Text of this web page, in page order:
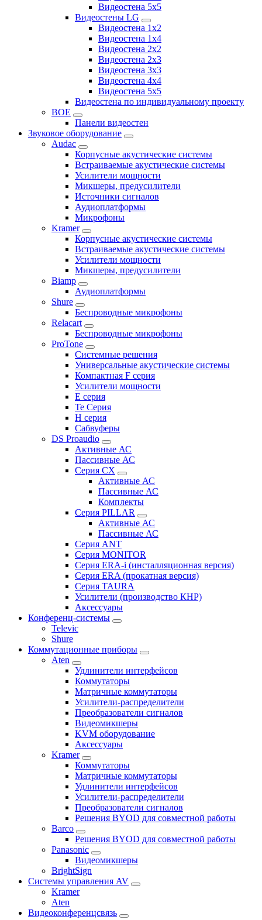
Видеостена 5x5
Видеостены LG
Видеостена 1x2
Видеостена 1x4
Видеостена 2x2
Видеостена 2x3
Видеостена 3x3
Видеостена 4x4
Видеостена 5x5
Видеостена по индивидуальному проекту
BOE
Панели видеостен
Звуковое оборудование
Audac
Корпусные акустические системы
Встраиваемые акустические системы
Усилители мощности
Микшеры, предусилители
Источники сигналов
Аудиоплатформы
Микрофоны
Kramer
Корпусные акустические системы
Встраиваемые акустические системы
Усилители мощности
Микшеры, предусилители
Biamp
Аудиоплатформы
Shure
Беспроводные микрофоны
Relacart
Беспроводные микрофоны
ProTone
Системные решения
Универсальные акустические системы
Компактная F серия
Усилители мощности
E серия
Te Серия
H серия
Сабвуферы
DS Proaudio
Активные АС
Пассивные АС
Серия CX
Активные АС
Пассивные АС
Комплекты
Серия PILLAR
Активные АС
Пассивные АС
Серия ANT
Серия MONITOR
Серия ERA-i (инсталляционная версия)
Серия ERA (прокатная версия)
Серия TAURA
Усилители (производство КНР)
Аксессуары
Конференц-системы
Televic
Shure
Коммутационные приборы
Aten
Удлинители интерфейсов
Коммутаторы
Матричные коммутаторы
Усилители-распределители
Преобразователи сигналов
Видеомикшеры
KVM оборудование
Аксессуары
Kramer
Коммутаторы
Матричные коммутаторы
Удлинители интерфейсов
Усилители-распределители
Преобразователи сигналов
Решения BYOD для совместной работы
Barco
Решения BYOD для совместной работы
Panasonic
Видеомикшеры
BrightSign
Системы управления AV
Kramer
Aten
Видеоконференцсвязь